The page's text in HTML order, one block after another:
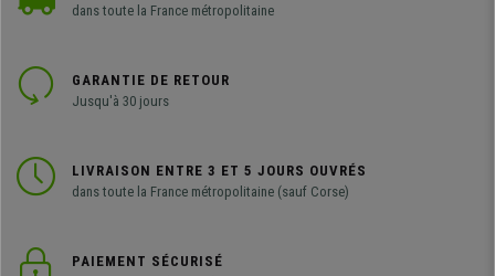
dans toute la France métropolitaine
GARANTIE DE RETOUR
Jusqu'à 30 jours
LIVRAISON ENTRE 3 ET 5 JOURS OUVRÉS
dans toute la France métropolitaine (sauf Corse)
PAIEMENT SÉCURISÉ